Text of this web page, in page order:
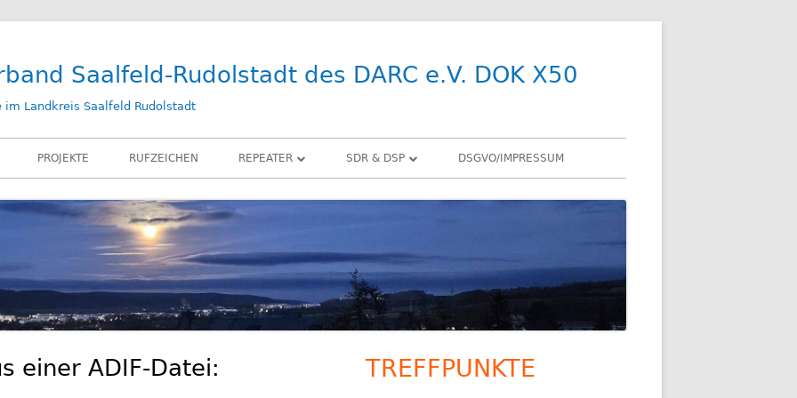
Saalfeld-Rudolstadt des DARC e.V. DOK X50
im Landkreis Saalfeld Rudolstadt
PROJEKTE RUFZEICHEN REPEATER
DB0SLF / TEST
SDR & DSP
LAN-IQ SDR
BELKA DX
DSGVO/IMPRESSUM
einer ADIF-Datei:
Haupt-
TREFFPUNKTE